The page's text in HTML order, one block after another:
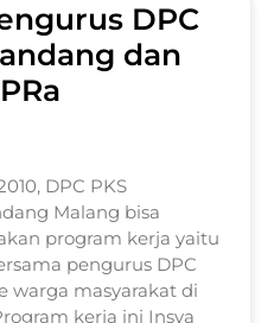
DPC
dan
DPC PKS
Malang bisa
program kerja yaitu
pengurus DPC
warga masyarakat di
kerja ini Insya